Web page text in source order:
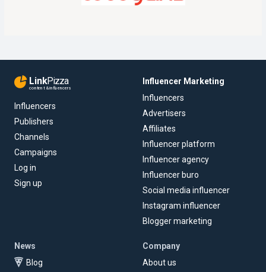
LinkPizza
content & influencers
Influencers
Publishers
Channels
Campaigns
Log in
Sign up
Influencer Marketing
Influencers
Advertisers
Affiliates
Influencer platform
Influencer agency
Influencer buro
Social media influencer
Instagram influencer
Blogger marketing
News
Blog
Company
About us